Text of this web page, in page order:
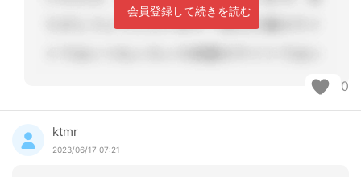
会員登録して続きを読む
0
ktmr
2023/06/17 07:21